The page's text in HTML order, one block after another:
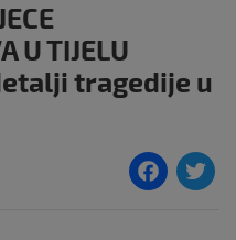
U TIJELU
tragedije u
F